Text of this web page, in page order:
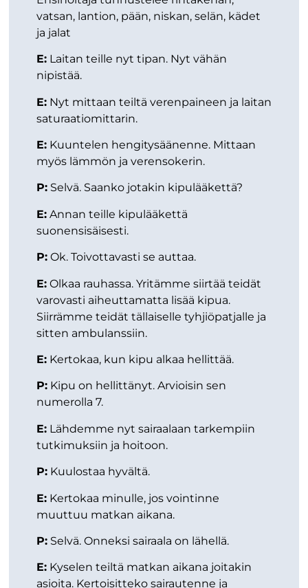
vatsan, lantion, pään, niskan, selän, kädet
ja jalat
E: Laitan teille nyt tipan. Nyt vähän
nipistää.
E: Nyt mittaan teiltä verenpaineen ja laitan
saturaatiomittarin.
E: Kuuntelen hengitysäänenne. Mittaan
myös lämmön ja verensokerin.
P: Selvä. Saanko jotakin kipulääkettä?
E: Annan teille kipulääkettä
suonensisäisesti.
P: Ok. Toivottavasti se auttaa.
E: Olkaa rauhassa. Yritämme siirtää teidät
varovasti aiheuttamatta lisää kipua.
Siirrämme teidät tällaiselle tyhjiöpatjalle ja
sitten ambulanssiin.
E: Kertokaa, kun kipu alkaa hellittää.
P: Kipu on hellittänyt. Arvioisin sen
numerolla 7.
E: Lähdemme nyt sairaalaan tarkempiin
tutkimuksiin ja hoitoon.
P: Kuulostaa hyvältä.
E: Kertokaa minulle, jos vointinne
muuttuu matkan aikana.
P: Selvä. Onneksi sairaala on lähellä.
E: Kyselen teiltä matkan aikana joitakin
asioita. Kertoisitteko sairautenne ja